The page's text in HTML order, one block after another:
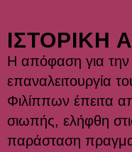
ΙΣΤΟΡΙΚΗ
Η απόφαση για
επαναλειτουργία
Φιλίππων έπειτα
σιωπής, ελήφθη
παράσταση